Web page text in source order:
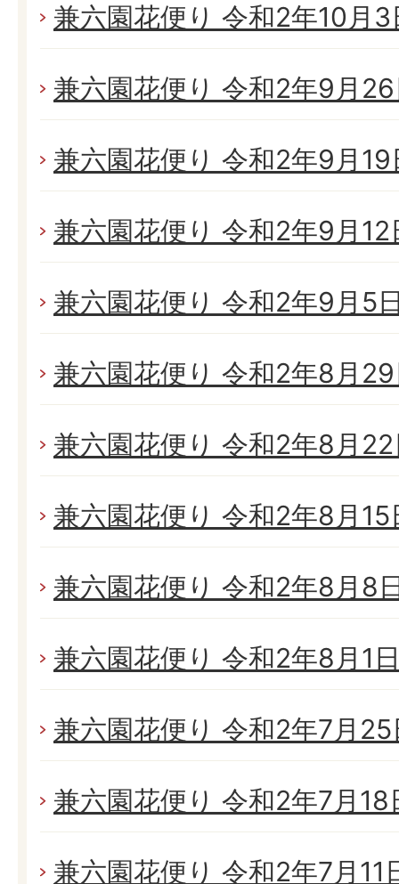
兼六園花便り 令和2年10月3
兼六園花便り 令和2年9月
兼六園花便り 令和2年9月
兼六園花便り 令和2年9月
兼六園花便り 令和2年9月5
兼六園花便り 令和2年8月
兼六園花便り 令和2年8月
兼六園花便り 令和2年8月
兼六園花便り 令和2年8月8
兼六園花便り 令和2年8月1
兼六園花便り 令和2年7月
兼六園花便り 令和2年7月
兼六園花便り 令和2年7月11